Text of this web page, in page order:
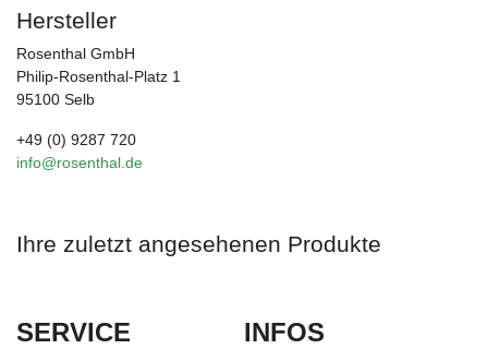
Hersteller
Rosenthal GmbH
Philip-Rosenthal-Platz 1
95100 Selb
+49 (0) 9287 720
info@rosenthal.de
Ihre zuletzt angesehenen Produkte
SERVICE INFOS